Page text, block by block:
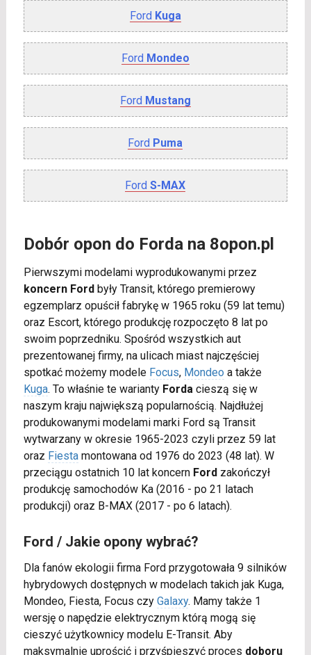
Ford Kuga
Ford Mondeo
Ford Mustang
Ford Puma
FordS-MAX
Dobór opon do Forda na 8opon.pl
Pierwszymi modelami wyprodukowanymi przez
koncern Fordbyły Transit, którego premierowy
egzemplarz opuścił fabrykę w 1965 roku (59 lat temu)
oraz Escort, którego produkcję rozpoczęto 8 lat po
swoim poprzedniku. Spośród wszystkich aut
prezentowanej firmy, na ulicach miast najczęściej
spotkać możemy modele Focus, Mondeo a także
Kuga. To właśnie te warianty Fordacieszą się w
naszym kraju największą popularnością. Najdłużej
produkowanymi modelami marki Ford są Transit
wytwarzany w okresie 1965-2023 czyli przez 59 lat
oraz Fiestamontowana od 1976 do 2023 (48 lat). W
przeciągu ostatnich 10 lat koncern Fordzakończył
produkcję samochodów Ka (2016 - po 21 latach
produkcji) oraz B-MAX (2017 - po 6 latach).
Ford / Jakie opony wybrać?
Dla fanów ekologii firma Ford przygotowała 9 silników
hybrydowych dostępnych w modelach takich jak Kuga,
Mondeo, Fiesta, Focus czy Galaxy. Mamy także 1
wersję o napędzie elektrycznym którą mogą się
cieszyć użytkownicy modelu E-Transit. Aby
maksymalnie uprościć i przyśpieszyć proces doboru